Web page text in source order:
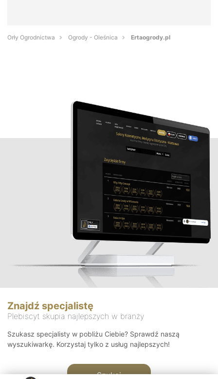
Orły Ogrodnictwa Ogrody - Oleśnica Ertaogrody.pl
Znajdź specjalistę
Plebiscyt skupia najlepszych w branży
Szukasz specjalisty w pobliżu Ciebie? Sprawdź naszą
wyszukiwarkę. Korzystaj tylko z usług najlepszych!
Szukaj